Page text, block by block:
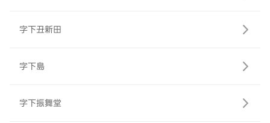
字下丑新田
字下島
字下振舞堂